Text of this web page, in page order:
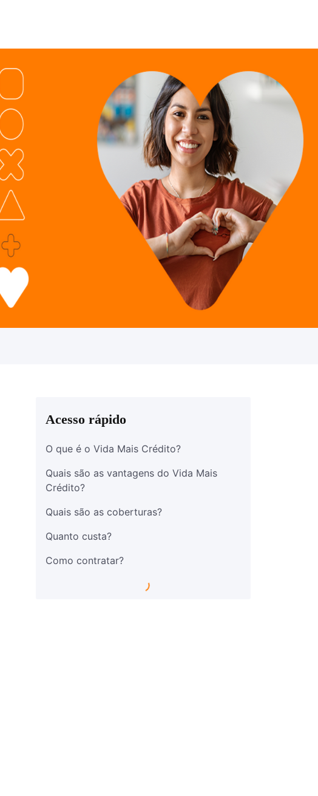
Acesso rápido
O que é o Vida Mais Crédito?
Quais são as vantagens do Vida Mais
Crédito?
Quais são as coberturas?
Quanto custa?
Como contratar?